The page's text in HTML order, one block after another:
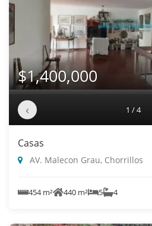
$1,400,000
‹ 1 / 4
Casas
AV. Malecon Grau, Chorrillos
454 m² 440 m² 5 4